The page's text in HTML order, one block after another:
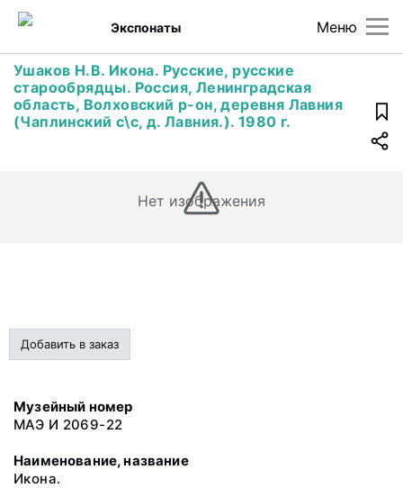
Меню
Экспонаты
Ушаков Н.В. Икона. Русские, русские
старообрядцы. Россия, Ленинградская
область, Волховский р-он, деревня Лавния
(Чаплинский с\с, д. Лавния.). 1980 г.
Нет изображения
Добавить в заказ
Музейный номер
МАЭ И 2069-22
Наименование, название
Икона.